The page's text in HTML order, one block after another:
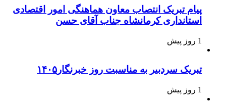
پیام تبریک انتصاب معاون هماهنگی امور اقتصادی
استانداری کرمانشاه جناب آقای حسن
1 روز پیش
تبریک سردبیر به مناسبت روز خبرنگار۱۴۰۵
1 روز پیش